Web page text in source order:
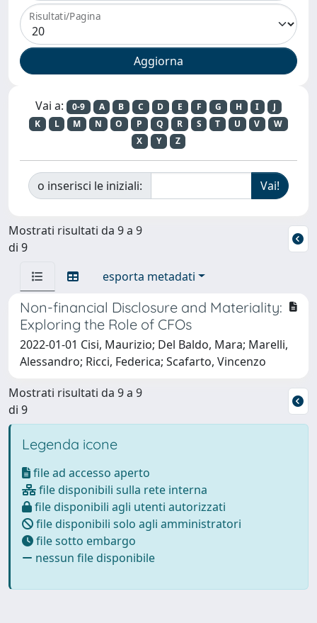
Risultati/Pagina
Vai a: 0-9 A B C D E F G H I
J
K
L M N O P Q R S T U V
W
X
Y Z
o inserisci le iniziali:
Mostrati risultati da 9 a 9
di 9
esporta metadati
Non-financial Disclosure and Materiality:
Exploring the Role of CFOs
2022-01-01 Cisi, Maurizio; Del Baldo, Mara; Marelli,
Alessandro; Ricci, Federica; Scafarto, Vincenzo
Mostrati risultati da 9 a 9
di 9
Legenda icone
file ad accesso aperto
file disponibili sulla rete interna
file disponibili agli utenti autorizzati
file disponibili solo agli amministratori
file sotto embargo
nessun file disponibile